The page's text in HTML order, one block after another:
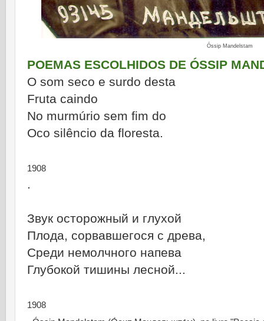
Óssip Mandelstam
POEMAS ESCOLHIDOS DE ÓSSIP
O som seco e surdo desta
Fruta caindo
No murmúrio sem fim do
Oco silêncio da floresta.
1908
.
Звук осторожный и глухой
Плода, сорвавшегося с древа,
Среди немолчного напева
Глубокой тишины лесной...
1908